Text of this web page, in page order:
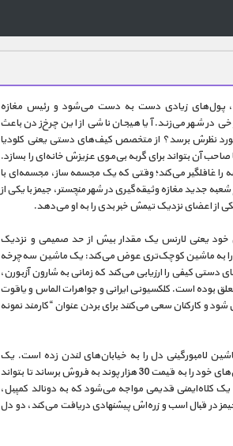
پول‌های زیادی دست به دست می‌شود و رئیس مغازه
در شهر می‌زند. آیا هیجان ناشی از این چرخ‌زدن باعث
خودرو به 250 هزار پوند مورد نظرش برسد؟ از متخصص کیف‌های دستی یعنی کلودیا
آن بتواند برای گربه بی‌موی عزیزش خانه‌ای را بسازد.
را غافلگیر می‌کند؛ وقتی که یک مجسمه ساز، مجسمه‌ای با
جدید مغازه وثیقه‌گیری در شهر منچستر، جیمز با یکی از
اعضای نزدیک تیمش خبر بدی را به او می‌دهد.
خود یعنی لارنس یک مقدار بیش از حد صمیمی و نزدیک
به ماشین کوچک‌تری عوض می‌کند: یک ماشین سه‌چرخه
کیفی را ارزیابی می‌کند که زمانی به شارون آزبورن،
بوده است. کلکسیونی ایرانی و جواهرات الماس و یاقوت
و کارکنان سعی می‌کنند برای بردن عنوان “کارمند نمونه
با ماشین لامبورگینی دل را به خیابان‌های لندن زده است. یک
بازنشسته ماجراجو می‌خواهد مجموعه کیف دستی‌های خود را به قیمت 30 هزار پوند به فروش برساند تا بتواند
کلاه‌ایمنی قدیمی مواجه می‌شود که به دونالد کمپبل،
در قبال اسب و زره‌اش پیشنهادی دریافت می‌کند، دو دل